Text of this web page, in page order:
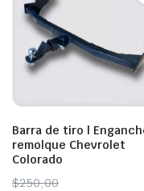
Barra de tiro |
remolque Chevrolet
Colorado
$250,00
Original
Current